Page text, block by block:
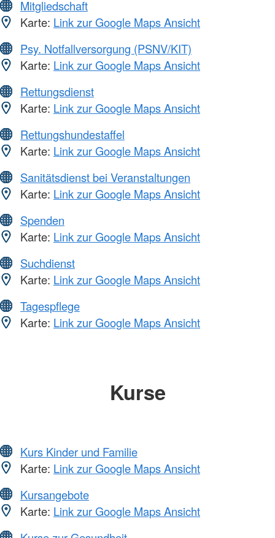
Mitgliedschaft
Karte: Link zur Google Maps Ansicht
Psy. Notfallversorgung (PSNV/KIT)
Karte: Link zur Google Maps Ansicht
Rettungsdienst
Karte: Link zur Google Maps Ansicht
Rettungshundestaffel
Karte: Link zur Google Maps Ansicht
Sanitätsdienst bei Veranstaltungen
Karte: Link zur Google Maps Ansicht
Spenden
Karte: Link zur Google Maps Ansicht
Suchdienst
Karte: Link zur Google Maps Ansicht
Tagespflege
Karte: Link zur Google Maps Ansicht
Kurse
Kurs Kinder und Familie
Karte: Link zur Google Maps Ansicht
Kursangebote
Karte: Link zur Google Maps Ansicht